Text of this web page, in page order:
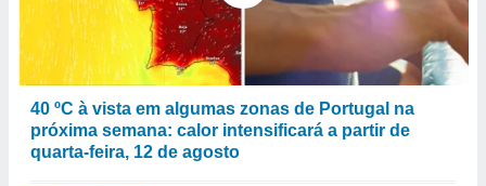
40 ºC à vista em algumas zonas de Portugal na
próxima semana: calor intensificará a partir de
quarta-feira, 12 de agosto